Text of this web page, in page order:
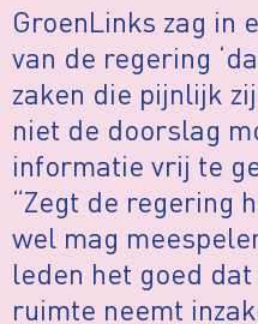
GroenLinks zag in
van de regering
zaken die pijnlijk
niet de doorslag
informatie vrij te
“Zegt de regering
wel mag
leden het goed
ruimte neemt